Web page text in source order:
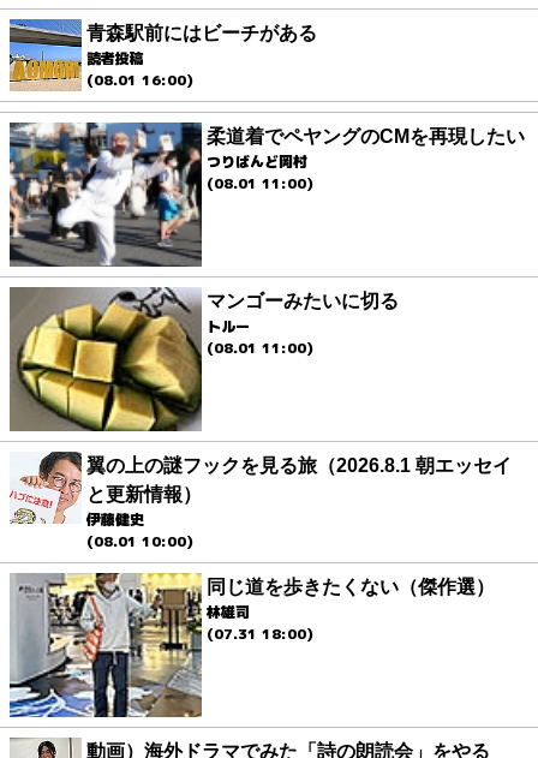
青森駅前にはビーチがある
読者投稿
(08.01 16:00)
柔道着でペヤングのCMを再現したい
つりばんど岡村
(08.01 11:00)
マンゴーみたいに切る
トルー
(08.01 11:00)
翼の上の謎フックを見る旅（2026.8.1 朝エッセイ
と更新情報）
伊藤健史
(08.01 10:00)
同じ道を歩きたくない（傑作選）
林雄司
(07.31 18:00)
動画）海外ドラマでみた「詩の朗読会」をやる